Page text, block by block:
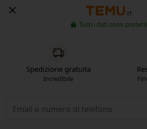
IT
Tutti i dati sono protetti
Spedizione gratuita
Incredibile